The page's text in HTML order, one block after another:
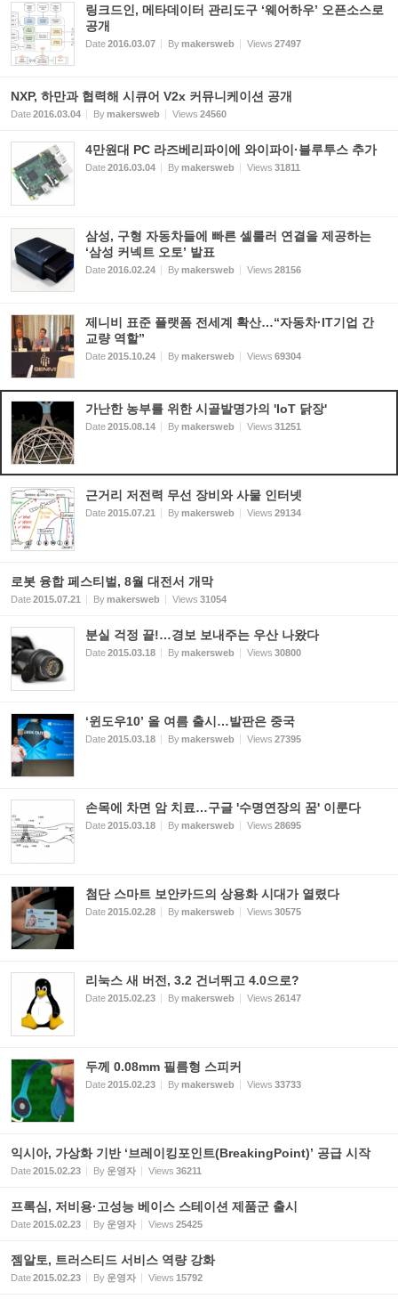
링크드인, 메타데이터 관리도구 ‘웨어하우’ 오픈소스로
공개
Date2016.03.07 Bymakersweb Views 27497
NXP, 하만과 협력해 시큐어 V2x 커뮤니케이션 공개
Date2016.03.04 Bymakersweb Views 24560
4만원대 PC 라즈베리파이에 와이파이·블루투스 추가
Date2016.03.04 Bymakersweb Views 31811
삼성, 구형 자동차들에 빠른 셀룰러 연결을 제공하는
‘삼성 커넥트 오토’ 발표
Date2016.02.24 Bymakersweb Views 28156
제니비 표준 플랫폼 전세계 확산…“자동차·IT기업 간
교량 역할”
Date2015.10.24 Bymakersweb Views 69304
가난한 농부를 위한 시골발명가의 'IoT 닭장'
Date2015.08.14 Bymakersweb Views 31251
근거리 저전력 무선 장비와 사물 인터넷
Date2015.07.21 Bymakersweb Views 29134
로봇 융합 페스티벌, 8월 대전서 개막
Date2015.07.21 Bymakersweb Views 31054
분실 걱정 끝!…경보 보내주는 우산 나왔다
Date2015.03.18 Bymakersweb Views 30800
‘윈도우10’ 올 여름 출시…발판은 중국
Date2015.03.18 Bymakersweb Views 27395
손목에 차면 암 치료…구글 '수명연장의 꿈' 이룬다
Date2015.03.18 Bymakersweb Views 28695
첨단 스마트 보안카드의 상용화 시대가 열렸다
Date2015.02.28 Bymakersweb Views 30575
리눅스 새 버전, 3.2 건너뛰고 4.0으로?
Date2015.02.23 Bymakersweb Views 26147
두께 0.08mm 필름형 스피커
Date2015.02.23 Bymakersweb Views 33733
익시아, 가상화 기반 ‘브레이킹포인트(BreakingPoint)’ 공급 시작
Date2015.02.23 By 운영자 Views 36211
프록심, 저비용·고성능 베이스 스테이션 제품군 출시
Date2015.02.23 By 운영자 Views 25425
젬알토, 트러스티드 서비스 역량 강화
Date2015.02.23 By 운영자 Views 15792